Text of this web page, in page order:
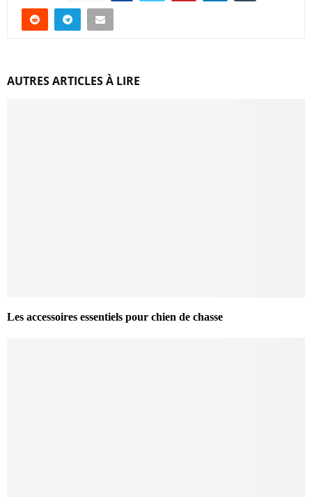
AUTRES ARTICLES À LIRE
Les accessoires essentiels pour chien de chasse